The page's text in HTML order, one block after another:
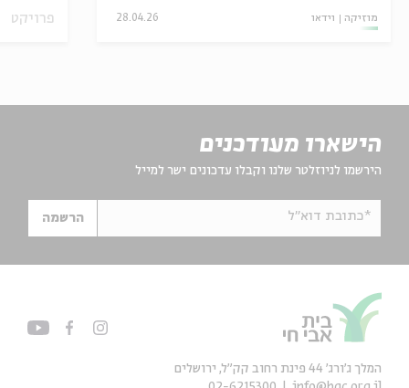
מוזיקה וידאו 28.04.26 פרויקט
הישארו מעודכנים
הירשמו לניוזלטר שלנו וקבלו עדכונים ישר למייל
*כתובת דוא"ל הרשמה
המלך ג'ורג' 44 פינת רחוב קק״ל, ירושלים